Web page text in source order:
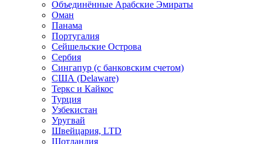
Объединённые Арабские Эмираты
Оман
Панама
Португалия
Сейшельские Острова
Сербия
Сингапур (c банковским счетом)
США (Delaware)
Теркс и Кайкос
Турция
Узбекистан
Уругвай
Швейцария, LTD
Шотландия